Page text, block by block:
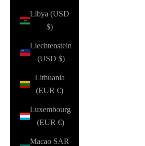
Libya (USD
$)
Liechtenstein
(USD $)
Lithuania
(EUR €)
Luxembourg
(EUR €)
Macao SAR